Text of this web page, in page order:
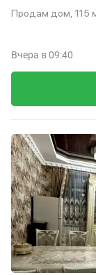
Продам дом, 115
Вчера в 09:40